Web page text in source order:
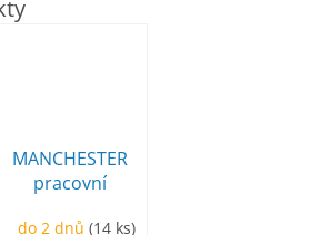
MANCHESTER
pracovní
do 2 dnů(14 ks)